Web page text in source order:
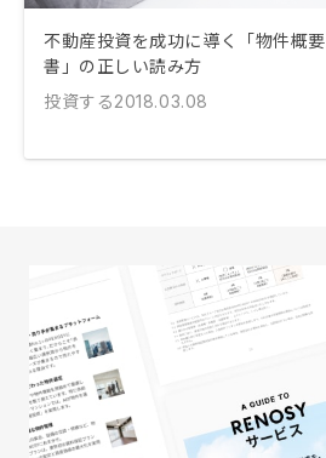
不動産投資を成功に導く「物件概要
書」の正しい読み方
投資する2018.03.08